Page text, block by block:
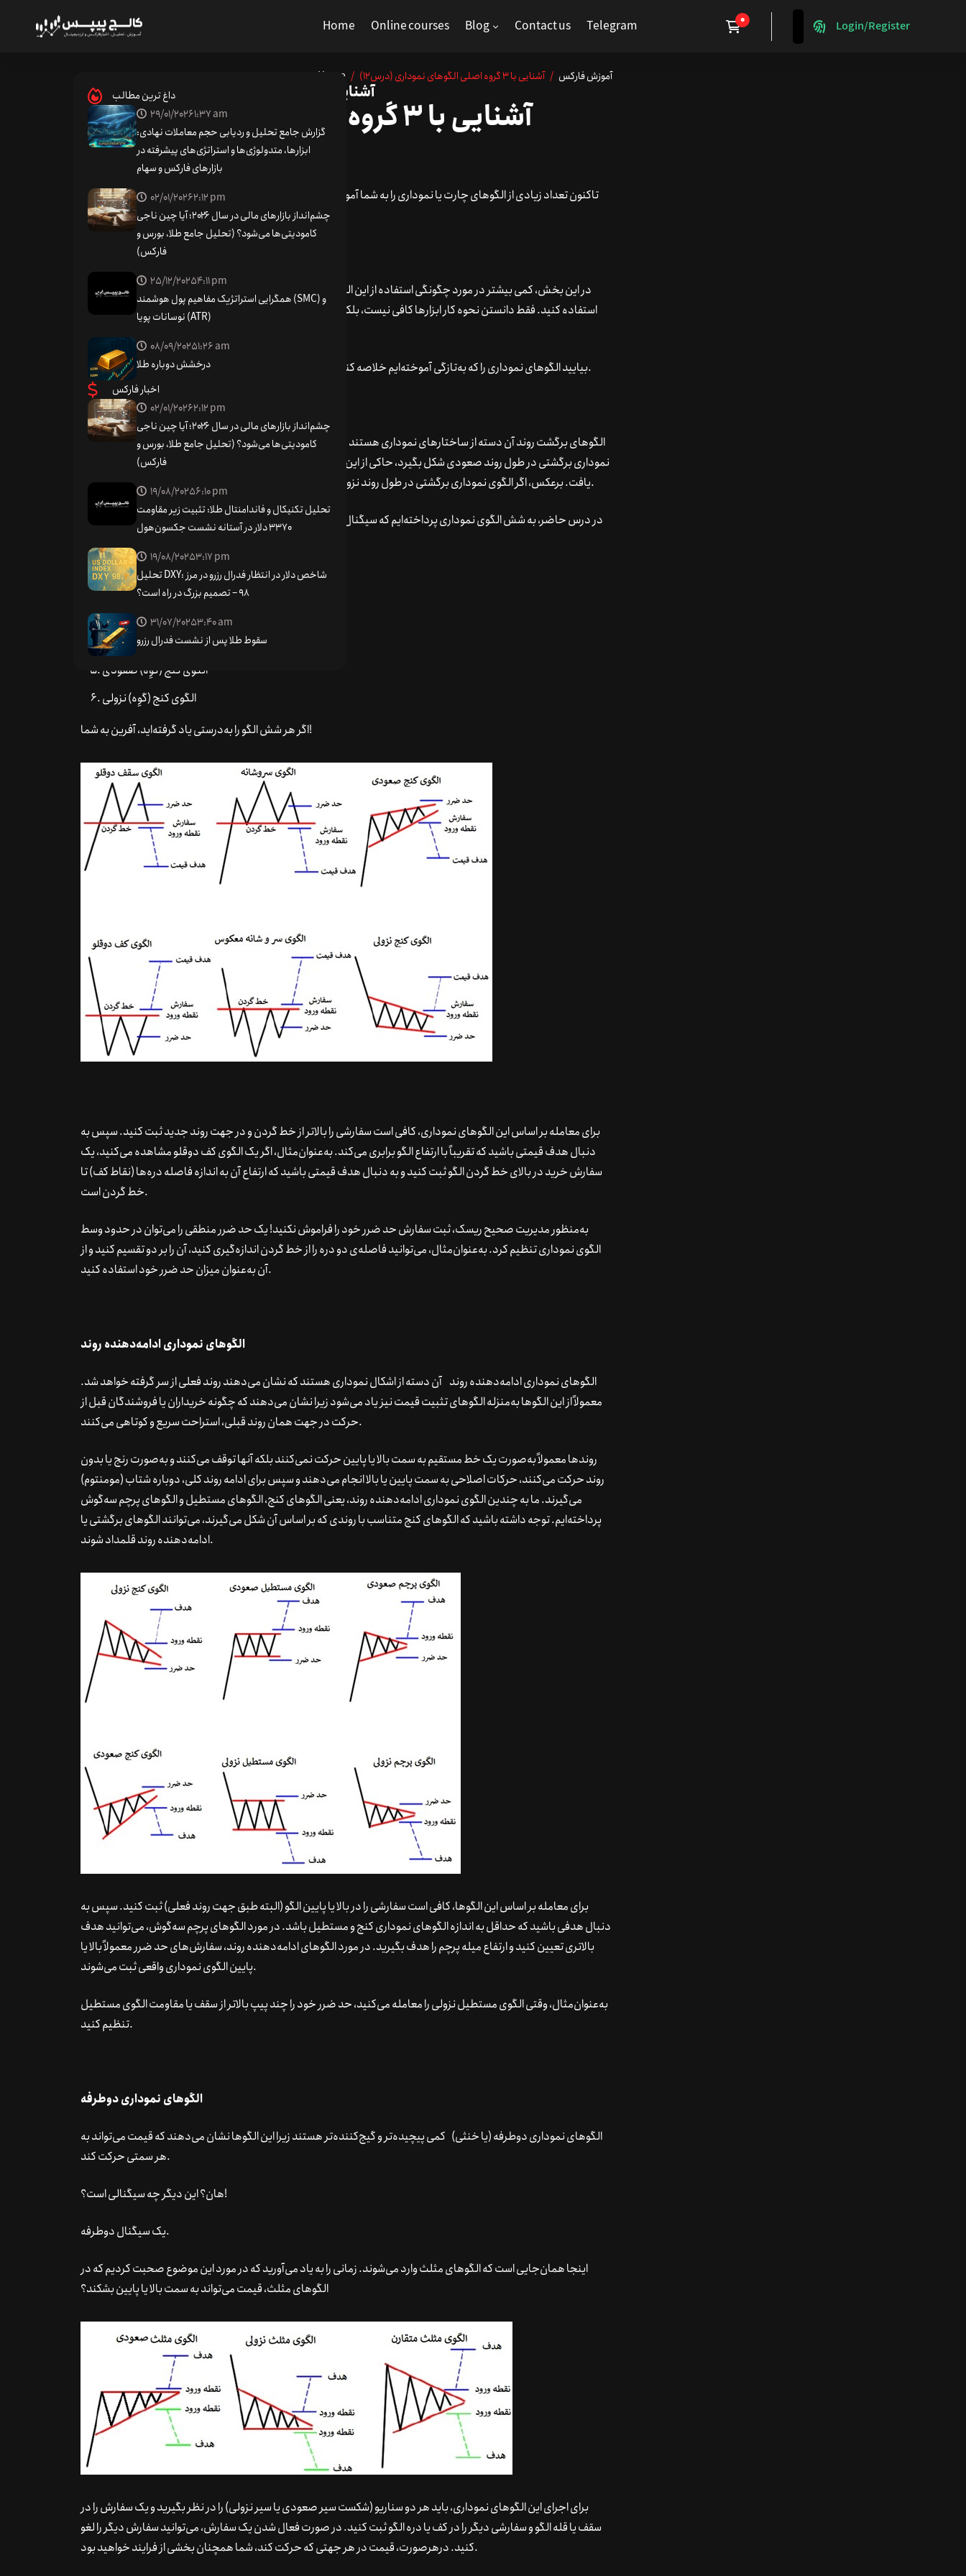
Home Online courses Blog Contact us Telegram Login/Register
Home / آموزش فارکس / آشنایی با 3 گروه اصلی الگوهای نموداری (درس12)
آشنایی با 3 گروه اصلی الگوهای نموداری (درس12)
آشنایی با 3 گروه اصلی الگوهای نموداری
تاکنون تعداد زیادی از الگوهای چارت یا نموداری را به شما آموزش داده‌ایم. خیلی خسته شدیم، پس وقت آن رسیده است که ما
کنار برویم و ادامه کار را به شما بسپاریم…
در این بخش، کمی بیشتر در مورد چگونگی استفاده از این الگوهای نموداری بحث خواهیم کرد تا به بتوانید از آنها به نفع خود
استفاده کنید. فقط دانستن نحوه کار ابزارها کافی نیست، بلکه باید نحوه استفاده از آنها را بیاموزیم؛ و با این همه ابزار جدید در
بیایید الگوهای نموداری را که به‌تازگی آموخته‌ایم خلاصه کنیم و آنها را با توجه به سیگنال‌هایی که می‌دهند دسته‌بندی کنیم.
الگوهای نموداری برگشت روند
الگوهای برگشت روند آن دسته از ساختارهای نموداری هستند که نشان می‌دهند روند فعلی در حال تغییر جهت است.اگر الگوی
نموداری برگشتی در طول روند صعودی شکل بگیرد، حاکی از این است که روند برگشت خواهد کرد و قیمت به‌زودی کاهش خواهد
یافت. برعکس، اگر الگوی نموداری برگشتی در طول روند نزولی دیده شود، نشان می‌دهد که قیمت بعداً افزایش خواهد یافت.
در درس حاضر، به شش الگوی نموداری پرداخته‌ایم که سیگنال‌های برگشت روند می‌دهند. می‌توانید هر شش الگو را نام ببرید؟
الگوی سقف دوقلو (دو قله)
الگوی کف دوقلو (دو دره)
الگوی سر و شانه (سه قله)
الگوی سر و شانه معکوس
الگوی کنج (گوِه) صعودی
الگوی کنج (گوِه) نزولی
اگر هر شش الگو را به‌درستی یاد گرفته‌اید، آفرین به شما!
برای معامله بر اساس این الگوهای نموداری، کافی است سفارشی را بالاتر از خط گردن و در جهت روند جدید ثبت کنید. سپس به
دنبال هدف قیمتی باشید که تقریباً با ارتفاع الگو برابری می‌کند. به‌عنوان‌مثال، اگر یک الگوی کف دوقلو مشاهده می‌کنید، یک
سفارش خرید در بالای خط گردن الگو ثبت کنید و به دنبال هدف قیمتی باشید که ارتفاع آن به اندازه فاصله دره‌ها (نقاط کف) تا
خط گردن است.
به‌منظور مدیریت صحیح ریسک، ثبت سفارش حد ضرر خود را فراموش نکنید! یک حد ضرر منطقی را می‌توان در حدود وسط
الگوی نموداری تنظیم کرد. به‌عنوان‌مثال، می‌توانید فاصله‌ی دو دره را از خط گردن اندازه‌گیری کنید، آن را بر دو تقسیم کنید و از
آن به‌عنوان میزان حد ضرر خود استفاده کنید.
الگوهای نموداری ادامه‌دهنده روند
الگوهای نموداری ادامه‌دهنده روند آن دسته از اشکال نموداری هستند که نشان می‌دهند روند فعلی از سر گرفته خواهد شد.
معمولاً از این الگوها به‌منزله الگوهای تثبیت قیمت نیز یاد می‌شود زیرا نشان می‌دهند که چگونه خریداران یا فروشندگان قبل از
حرکت در جهت همان روند قبلی، استراحت سریع و کوتاهی می‌کنند.
روندها معمولاً به‌صورت یک خط مستقیم به سمت بالا یا پایین حرکت نمی‌کنند بلکه آنها توقف می‌کنند و به‌صورت رنج یا بدون
روند حرکت می‌کنند، حرکات اصلاحی به سمت پایین یا بالا انجام می‌دهند و سپس برای ادامه روند کلی، دوباره شتاب (مومنتوم)
می‌گیرند. ما به چندین الگوی نموداری ادامه‌دهنده روند، یعنی الگوهای کنج، الگوهای مستطیل و الگوهای پرچم سه‌گوش
پرداخته‌ایم. توجه داشته باشید که الگوهای کنج متناسب با روندی که بر اساس آن شکل می‌گیرند، می‌توانند الگوهای برگشتی یا
ادامه‌دهنده روند قلمداد شوند.
برای معامله بر اساس این الگوها، کافی است سفارشی را در بالا یا پایین الگو (البته طبق جهت روند فعلی) ثبت کنید. سپس به
دنبال هدفی باشید که حداقل به اندازه الگوهای نموداری کنج و مستطیل باشد. در مورد الگوهای پرچم سه‌گوش، می‌توانید هدف
بالاتری تعیین کنید و ارتفاع میله پرچم را هدف بگیرید. در مورد الگوهای ادامه‌دهنده روند، سفارش‌های حد ضرر معمولاً بالا یا
پایین الگوی نموداری واقعی ثبت می‌شوند.
به‌عنوان‌مثال، وقتی الگوی مستطیل نزولی را معامله می‌کنید، حد ضرر خود را چند پیپ بالاتر از سقف یا مقاومت الگوی مستطیل
تنظیم کنید.
الگوهای نموداری دوطرفه
الگوهای نموداری دوطرفه (یا خنثی) کمی پیچیده‌تر و گیج‌کننده‌تر هستند زیرا این الگوها نشان می‌دهند که قیمت می‌تواند به
هر سمتی حرکت کند.
هان؟ این دیگر چه سیگنالی است؟!
یک سیگنال دوطرفه.
اینجا همان‌جایی است که الگوهای مثلث وارد می‌شوند. زمانی را به یاد می‌آورید که در مورد این موضوع صحبت کردیم که در
الگوهای مثلث،‌ قیمت می‌تواند به سمت بالا یا پایین بشکند؟
برای اجرای این الگوهای نموداری، باید هر دو سناریو (شکست سیر صعودی یا سیر نزولی) را در نظر بگیرید و یک سفارش را در
سقف یا قله الگو و سفارشی دیگر را در کف یا دره الگو ثبت کنید. در صورت فعال شدن یک سفارش، می‌توانید سفارش دیگر را لغو
کنید. درهرصورت، قیمت در هر جهتی که حرکت کند، شما همچنان بخشی از فرایند خواهید بود.
داغ ترین مطالب
29/01/20261:37 am
گزارش جامع تحلیل و ردیابی حجم معاملات نهادی:
ابزارها، متدولوژی‌ها و استراتژی‌های پیشرفته در
بازارهای فارکس و سهام
02/01/20262:12 pm
چشم‌انداز بازارهای مالی در سال ۲۰۲۶؛ آیا چین ناجی
کامودیتی‌ها می‌شود؟ (تحلیل جامع طلا، بورس و
فارکس)
25/12/20254:11 pm
همگرایی استراتژیک مفاهیم پول هوشمند (SMC) و
نوسانات پویا (ATR)
08/09/20251:26 am
درخشش دوباره طلا
اخبار فارکس
02/01/20262:12 pm
چشم‌انداز بازارهای مالی در سال ۲۰۲۶؛ آیا چین ناجی
کامودیتی‌ها می‌شود؟ (تحلیل جامع طلا، بورس و
فارکس)
19/08/20256:10 pm
تحلیل تکنیکال و فاندامنتال طلا: تثبیت زیر مقاومت
۳۳۷۰ دلار در آستانه نشست جکسون‌هول
19/08/20253:17 pm
تحلیل DXY: شاخص دلار در انتظار فدرال رزرو در مرز
98 – تصمیم بزرگ در راه است؟
31/07/20253:40 am
سقوط طلا پس از نشست فدرال رزرو